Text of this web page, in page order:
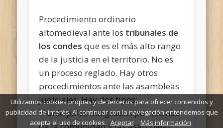
Procedimiento ordinario
altomedieval ante los tribunales de
los condes que es el más alto rango
de la justicia en el territorio. No es
un proceso reglado. Hay otros
procedimientos ante las asambleas
judiciales. Hay dos tipos:
municipales integradas por vecinos
Utilizamos cookies propias y de terceros para ofrecer contenidos y
publicidad de interés. Al continuar con la navegación entendemos que
acepta el uso de cookies. Aceptar Más información